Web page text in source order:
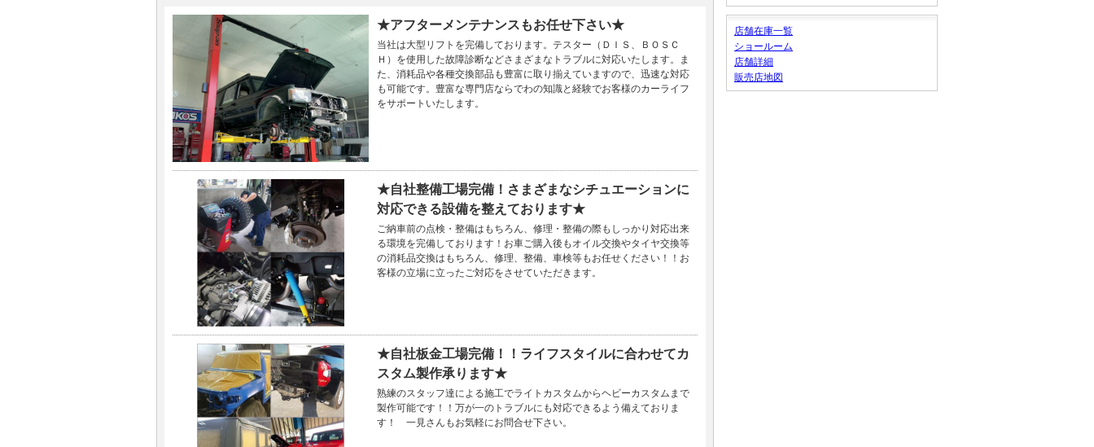
★アフターメンテナンスもお任せ下さい★
当社は大型リフトを完備しております。テスター（ＤＩＳ、ＢＯＳＣ
Ｈ）を使用した故障診断などさまざまなトラブルに対応いたします。ま
た、消耗品や各種交換部品も豊富に取り揃えていますので、迅速な対応
も可能です。豊富な専門店ならでわの知識と経験でお客様のカーライフ
をサポートいたします。
★自社整備工場完備！さまざまなシチュエーションに
対応できる設備を整えております★
ご納車前の点検・整備はもちろん、修理・整備の際もしっかり対応出来
る環境を完備しております！お車ご購入後もオイル交換やタイヤ交換等
の消耗品交換はもちろん、修理、整備、車検等もお任せください！！お
客様の立場に立ったご対応をさせていただきます。
★自社板金工場完備！！ライフスタイルに合わせてカ
スタム製作承ります★
熟練のスタッフ達による施工でライトカスタムからヘビーカスタムまで
製作可能です！！万が一のトラブルにも対応できるよう備えておりま
す！ 一見さんもお気軽にお問合せ下さい。
店舗在庫一覧
ショールーム
店舗詳細
販売店地図